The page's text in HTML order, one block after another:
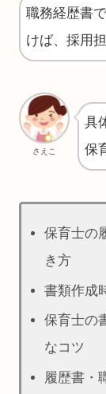
職務経歴書
けば、採用
さえこ
具
保
保育士の
き方
書類作成
保育士の
なコツ
履歴書・